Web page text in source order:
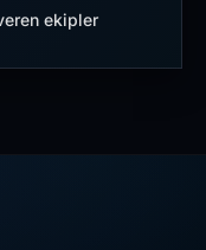
ekipler